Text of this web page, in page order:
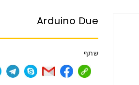
Arduino Due
שתף